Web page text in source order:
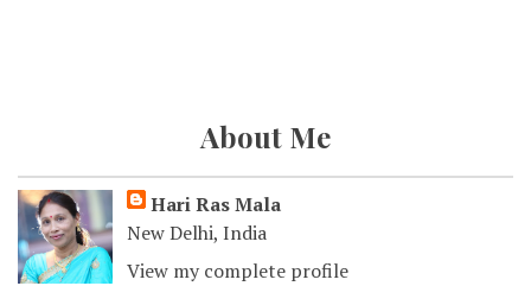
About Me
Hari Ras Mala
New Delhi, India
View my complete profile